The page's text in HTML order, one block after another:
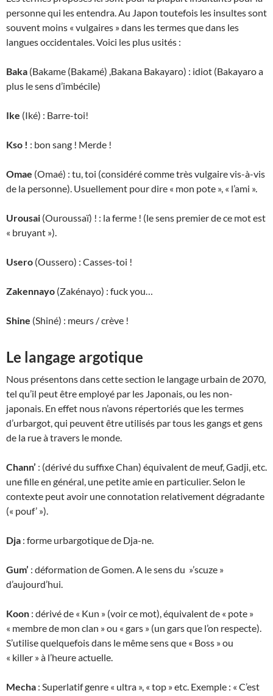
personne qui les entendra. Au Japon toutefois les insultes sont
souvent moins « vulgaires » dans les termes que dans les
langues occidentales. Voici les plus usités :
Baka (Bakame (Bakamé) ,Bakana Bakayaro) : idiot (Bakayaro a
plus le sens d’imbécile)
Ike (Iké) : Barre-toi!
Kso ! : bon sang ! Merde !
Omae (Omaé) : tu, toi (considéré comme très vulgaire vis-à-vis
de la personne). Usuellement pour dire « mon pote », « l’ami ».
Urousai (Ouroussaï) ! : la ferme ! (le sens premier de ce mot est
« bruyant »).
Usero (Oussero) : Casses-toi !
Zakennayo (Zakénayo) : fuck you…
Shine (Shiné) : meurs / crève !
Le langage argotique
Nous présentons dans cette section le langage urbain de 2070,
tel qu’il peut être employé par les Japonais, ou les non-
japonais. En effet nous n’avons répertoriés que les termes
d’urbargot, qui peuvent être utilisés par tous les gangs et gens
de la rue à travers le monde.
Chann’ : (dérivé du suffixe Chan) équivalent de meuf, Gadji, etc.
une fille en général, une petite amie en particulier. Selon le
contexte peut avoir une connotation relativement dégradante
(« pouf’ »).
Dja : forme urbargotique de Dja-ne.
Gum’ : déformation de Gomen. A le sens du »’scuze »
d’aujourd’hui.
Koon : dérivé de « Kun » (voir ce mot), équivalent de « pote »
« membre de mon clan » ou « gars » (un gars que l’on respecte).
S’utilise quelquefois dans le même sens que « Boss » ou
« killer » à l’heure actuelle.
Mecha : Superlatif genre « ultra », « top » etc. Exemple : « C’est